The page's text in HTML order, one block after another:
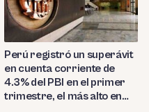
Perú registró un superávit
en cuenta corriente de
4.3% del PBI en el primer
trimestre, el más alto en